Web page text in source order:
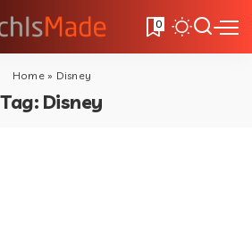
0
Home» Disney
Tag: Disney